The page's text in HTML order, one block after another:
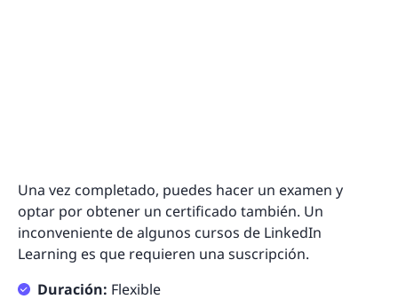
Una vez completado, puedes hacer un examen y
optar por obtener un certificado también. Un
inconveniente de algunos cursos de LinkedIn
Learning es que requieren una suscripción.
Duración: Flexible